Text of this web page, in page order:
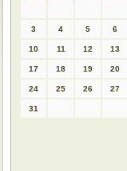
3 4 5 6
10 11 12 13
17 18 19 20
24 25 26 27
31